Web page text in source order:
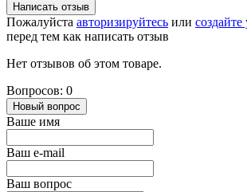
Написать отзыв
Пожалуйста авторизируйтесь или
перед тем как написать отзыв
Нет отзывов об этом товаре.
Вопросов: 0
Новый вопрос
Ваше имя
Ваш e-mail
Ваш вопрос